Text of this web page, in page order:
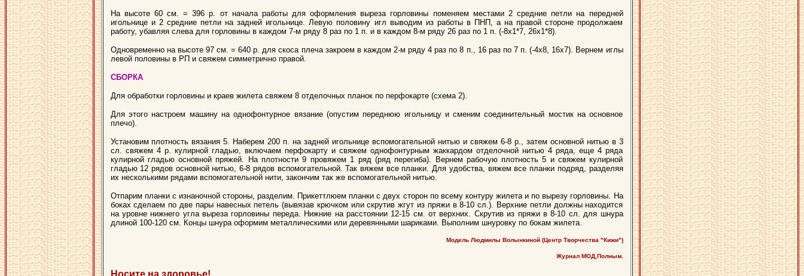
На высоте 60 см. = 396 р. от начала работы для оформления выреза горловины поменяем местами 2 средние петли на передней
игольнице и 2 средние петли на задней игольнице. Левую половину игл выводим из работы в ПНП, а на правой стороне продолжаем
работу, убавляя слева для горловины в каждом 7-м ряду 8 раз по 1 п. и в каждом 8-м ряду 26 раз по 1 п. (-8х1*7, 26х1*8).
Одновременно на высоте 97 см. = 640 р. для скоса плеча закроем в каждом 2-м ряду 4 раз по 8 п., 16 раз по 7 п. (-4х8, 16х7). Вернем иглы
левой половины в РП и свяжем симметрично правой.
СБОРКА
Для обработки горловины и краев жилета свяжем 8 отделочных планок по перфокарте (схема 2).
Для этого настроем машину на однофонтурное вязание (опустим переднюю игольницу и сменим соединительный мостик на основное
плечо).
Установим плотность вязания 5. Наберем 200 п. на задней игольнице вспомогательной нитью и свяжем 6-8 р., затем основной нитью в 3
сл. свяжем 4 р. кулирной гладью, включаем перфокарту и свяжем однофонтурным жаккардом отделочной нитью 4 ряда, еще 4 ряда
кулирной гладью основной пряжей. На плотности 9 провяжем 1 ряд (ряд перегиба). Вернем рабочую плотность 5 и свяжем кулирной
гладью 12 рядов основной нитью, 6-8 рядов вспомогательной. Так вяжем все планки. Для удобства, вяжем все планки подряд, разделяя
их несколькими рядами вспомогательной нити, закончим так же вспомогательной нитью.
Отпарим планки с изнаночной стороны, разделим. Прикеттлюем планки с двух сторон по всему контуру жилета и по вырезу горловины. На
боках сделаем по две пары навесных петель (вывязав крючком или скрутив жгут из пряжи в 8-10 сл.). Верхние петли должны находится
на уровне нижнего угла выреза горловины переда. Нижние на расстоянии 12-15 см. от верхних. Скрутив из пряжи в 8-10 сл. для шнура
длиной 100-120 см. Концы шнура оформим металлическими или деревянными шариками. Выполним шнуровку по бокам жилета.
Модель Людмилы Волынкиной (Центр Творчества "Кижи")
Журнал МОД,Полным.
Носите на здоровье!